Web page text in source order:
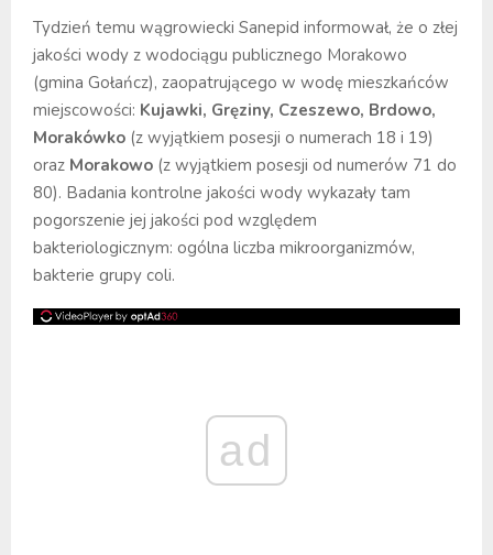
Tydzień temu wągrowiecki Sanepid informował, że o złej
jakości wody z wodociągu publicznego Morakowo
(gmina Gołańcz), zaopatrującego w wodę mieszkańców
miejscowości: Kujawki, Gręziny, Czeszewo, Brdowo,
Morakówko (z wyjątkiem posesji o numerach 18 i 19)
oraz Morakowo (z wyjątkiem posesji od numerów 71 do
80). Badania kontrolne jakości wody wykazały tam
pogorszenie jej jakości pod względem
bakteriologicznym: ogólna liczba mikroorganizmów,
bakterie grupy coli.
ad